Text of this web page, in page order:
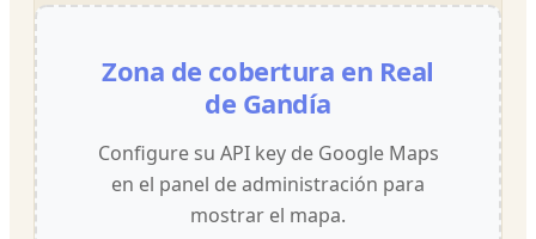
Zona de cobertura en Real
de Gandía
Configure su API key de Google Maps
en el panel de administración para
mostrar el mapa.